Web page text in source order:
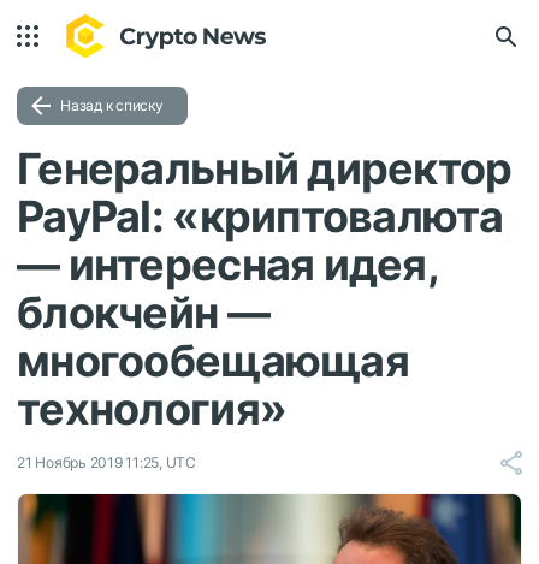
Назад к списку
Генеральный директор
PayPal: «криптовалюта
— интересная идея,
блокчейн —
многообещающая
технология»
21 Ноябрь 2019 11:25, UTC